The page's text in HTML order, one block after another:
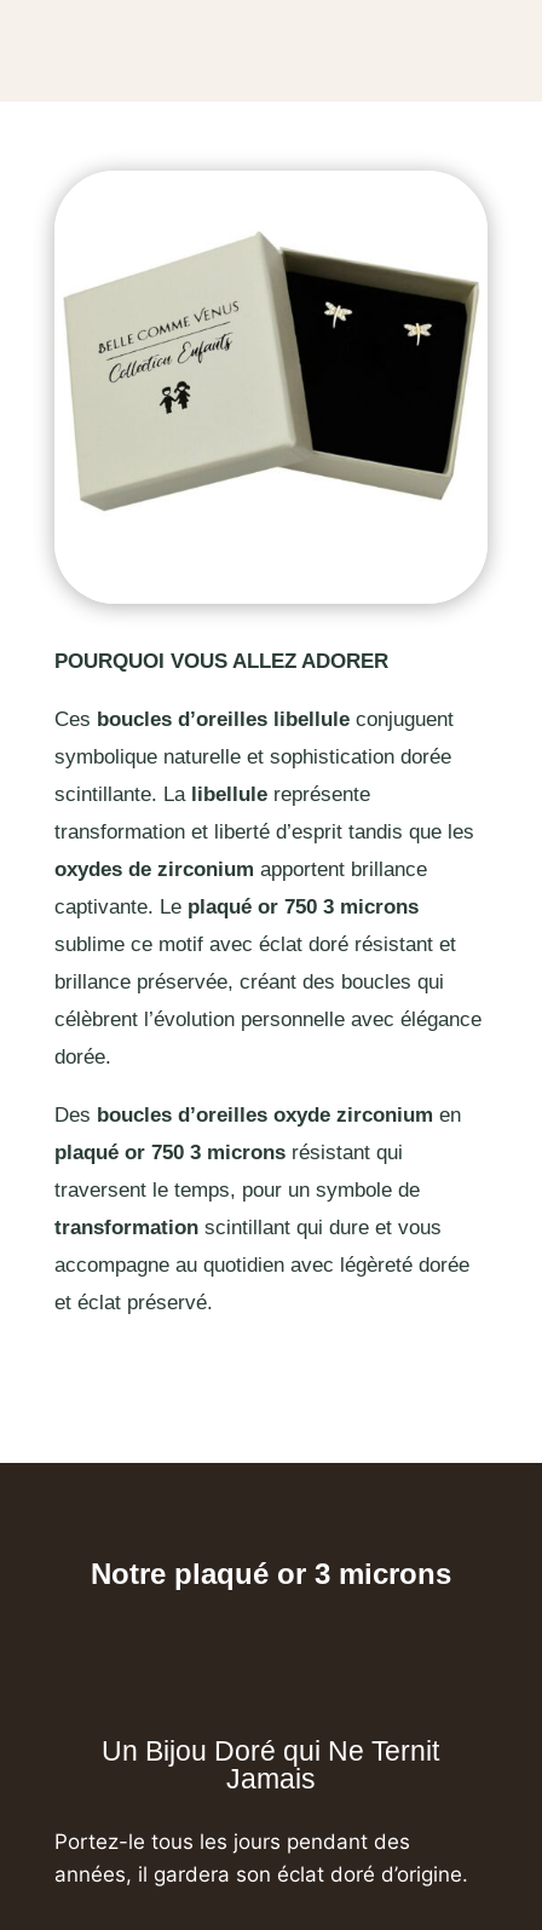
POURQUOI VOUS ALLEZ ADORER
Ces boucles d’oreilles libelluleconjuguent
symbolique naturelle et sophistication dorée
scintillante. La libellulereprésente
transformation et liberté d’esprit tandis que les
oxydes de zirconium apportent brillance
captivante. Le plaqué or 750 3 microns
sublime ce motif avec éclat doré résistant et
brillance préservée, créant des boucles qui
célèbrent l’évolution personnelle avec élégance
dorée.
Des boucles d’oreilles oxyde zirconium en
plaqué or 750 3 micronsrésistant qui
traversent le temps, pour un symbole de
transformationscintillant qui dure et vous
accompagne au quotidien avec légèreté dorée
et éclat préservé.
Notre plaqué or 3 microns
Un Bijou Doré qui Ne Ternit
Jamais
Portez-le tous les jours pendant des
années, il gardera son éclat doré d’origine.